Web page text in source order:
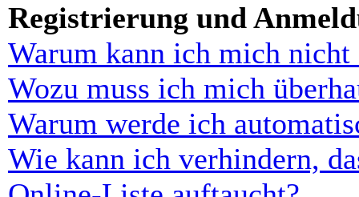
Registrierung und
Warum kann ich mich nicht
Wozu muss ich mich
Warum werde ich
Wie kann ich verhindern,